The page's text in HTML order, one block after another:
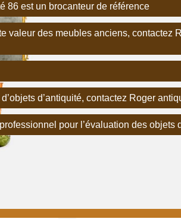
86 est un brocanteur de référence
valeur des meubles anciens, contactez
d’antiquité, contactez Roger
pour l’évaluation des objets